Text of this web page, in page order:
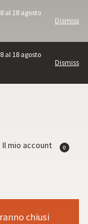
al 18 agosto
Dismiss
al 18 agosto
Dismiss
Il mio account 0
chiusi